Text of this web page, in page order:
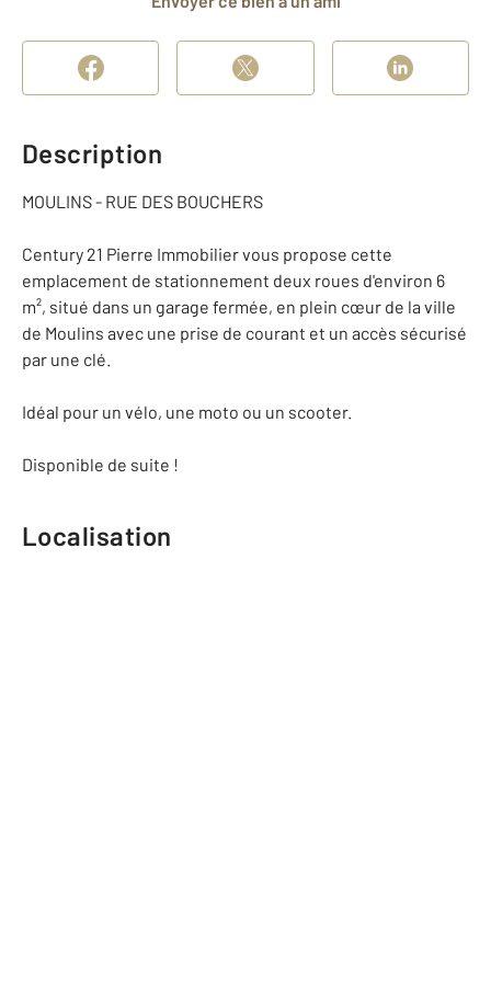
Description
MOULINS - RUE DES BOUCHERS
Century 21 Pierre Immobilier vous propose cette
emplacement de stationnement deux roues d'environ 6
m², situé dans un garage fermée, en plein cœur de la ville
de Moulins avec une prise de courant et un accès sécurisé
par une clé.
Idéal pour un vélo, une moto ou un scooter.
Disponible de suite !
Localisation